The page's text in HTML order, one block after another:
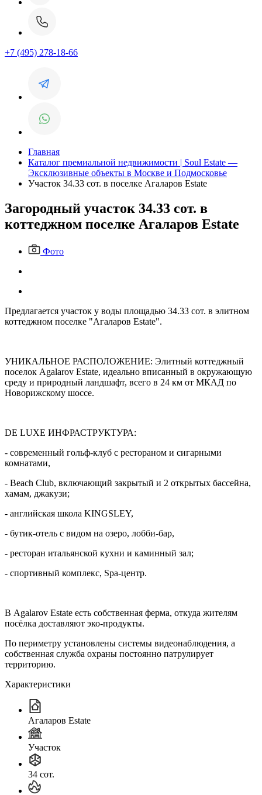
+7 (495) 278-18-66
Главная
Каталог премиальной недвижимости | Soul Estate —
Эксклюзивные объекты в Москве и Подмосковье
Участок 34.33 сот. в поселке Агаларов Estate
Загородный участок 34.33 сот. в
коттеджном поселке Агаларов Estate
Фото
Предлагается участок у воды площадью 34.33 сот. в элитном
коттеджном поселке "Агаларов Estate".
УНИКАЛЬНОЕ РАСПОЛОЖЕНИЕ: Элитный коттеджный
поселок Agalarov Estate, идеально вписанный в окружающую
среду и природный ландшафт, всего в 24 км от МКАД по
Новорижскому шоссе.
DE LUXE ИНФРАСТРУКТУРА:
- современный гольф-клуб с рестораном и сигарными
комнатами,
- Beach Club, включающий закрытый и 2 открытых бассейна,
хамам, джакузи;
- английская школа KINGSLEY,
- бутик-отель с видом на озеро, лобби-бар,
- ресторан итальянской кухни и каминный зал;
- спортивный комплекс, Spа-центр.
В Agalarov Estate есть собственная ферма, откуда жителям
посёлка доставляют эко-продукты.
По периметру установлены системы видеонаблюдения, а
собственная служба охраны постоянно патрулирует
территорию.
Характеристики
Агаларов Estate
Участок
34 сот.